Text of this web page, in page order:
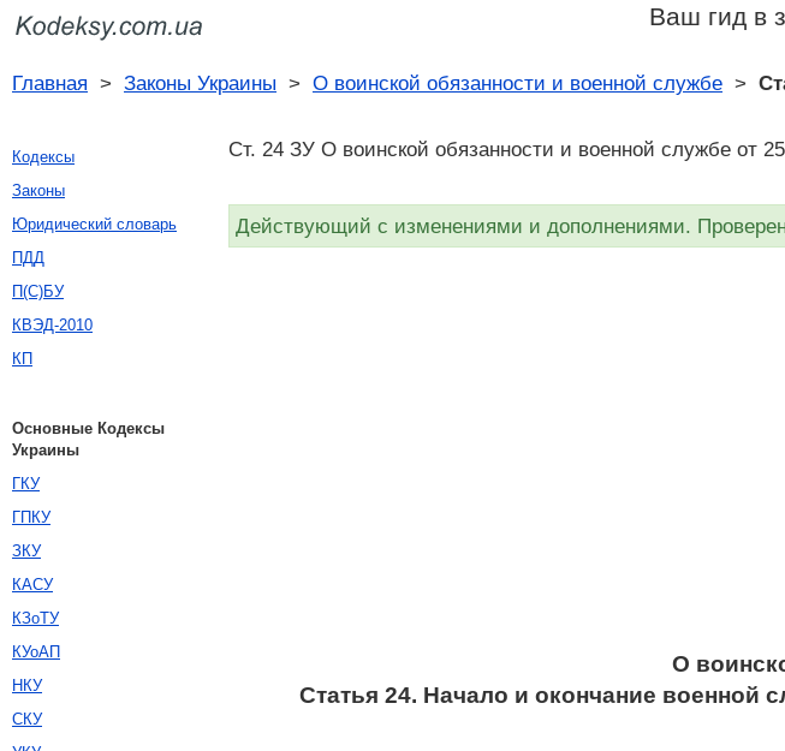
Ваш гид в
Главная > Законы Украины > О воинской обязанности и военной службе >
Ст. 24 ЗУ О воинской обязанности и военной службе от
Действующий с изменениями и дополнениями.
О
Статья 24. Начало и окончание военной
Кодексы
Законы
Юридический словарь
ПДД
П(С)БУ
КВЭД-2010
КП
Основные Кодексы
Украины
ГКУ
ГПКУ
ЗКУ
КАСУ
КЗоТУ
КУоАП
НКУ
СКУ